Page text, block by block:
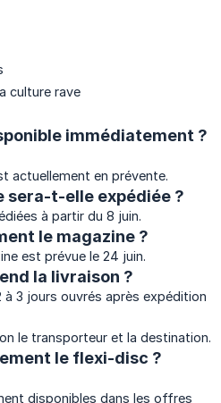
culture rave
immédiatement ?
actuellement en prévente.
sera-t-elle expédiée ?
à partir du 8 juin.
le magazine ?
est prévue le 24 juin.
la livraison ?
3 jours ouvrés après expédition
le transporteur et la destination.
le flexi-disc ?
disponibles dans les offres